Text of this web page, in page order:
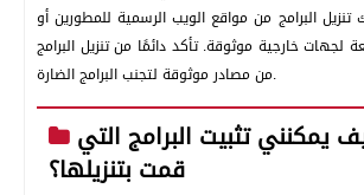
البرامج من مواقع الويب الرسمية للمطورين أو
لجهات خارجية موثوقة. تأكد دائمًا من تنزيل البرامج
من مصادر موثوقة لتجنب البرامج الضارة.
يمكنني تثبيت البرامج التي
قمت بتنزيلها؟